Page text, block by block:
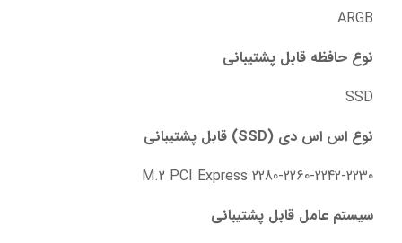
ARGB
نوع حافظه قابل پشتیبانی
SSD
نوع اس اس دی (SSD) قابل پشتیبانی
M.2 PCI Express 2280-2260-2242-2230
سیستم عامل قابل پشتیبانی